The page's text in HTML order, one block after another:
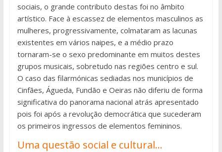
sociais, o grande contributo destas foi no âmbito
artístico. Face à escassez de elementos masculinos as
mulheres, progressivamente, colmataram as lacunas
existentes em vários naipes, e a médio prazo
tornaram-se o sexo predominante em muitos destes
grupos musicais, sobretudo nas regiões centro e sul.
O caso das filarmónicas sediadas nos municípios de
Cinfães, Águeda, Fundão e Oeiras não diferiu de forma
significativa do panorama nacional atrás apresentado
pois foi após a revolução democrática que sucederam
os primeiros ingressos de elementos femininos.
Uma questão social e cultural…